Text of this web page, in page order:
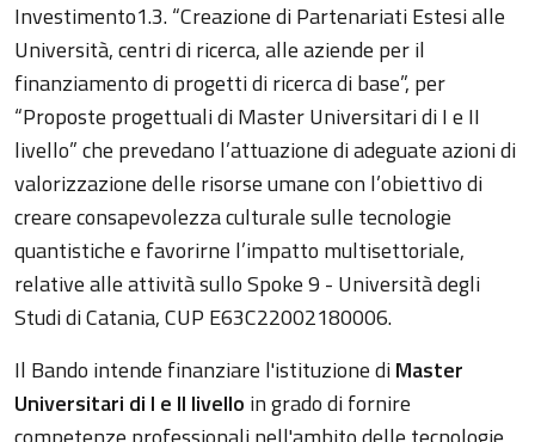
Investimento1.3. “Creazione di Partenariati Estesi alle
Università, centri di ricerca, alle aziende per il
finanziamento di progetti di ricerca di base”, per
“Proposte progettuali di Master Universitari di I e II
livello” che prevedano l’attuazione di adeguate azioni di
valorizzazione delle risorse umane con l’obiettivo di
creare consapevolezza culturale sulle tecnologie
quantistiche e favorirne l’impatto multisettoriale,
relative alle attività sullo Spoke 9 - Università degli
Studi di Catania, CUP E63C22002180006.
Il Bando intende finanziare l'istituzione diMaster
Universitari di I e II livello in grado di fornire